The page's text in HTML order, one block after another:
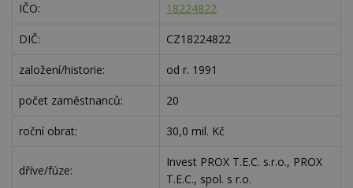
IČO: 18224822
DIČ: CZ18224822
založení/historie: od r. 1991
počet zaměstnanců: 20
roční obrat: 30,0 mil. Kč
dříve/fúze:
Invest PROX T.E.C. s.r.o., PROX
T.E.C., spol. s r.o.